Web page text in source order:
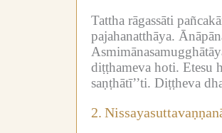
Tattha rāgassāti
pajahanatthāya.
diṭṭhameva hoti. Etesu
saṇṭhātī’’ti. Diṭṭheva
2.